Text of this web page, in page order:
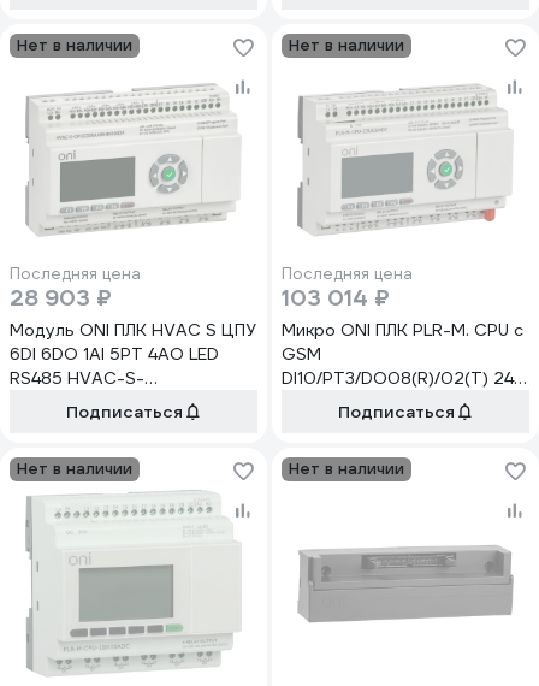
Нет в наличии
Последняя цена
28 903 ₽
Модуль ONI ПЛК HVAC S ЦПУ
6DI 6DO 1AI 5PT 4AO LED
RS485 HVAC-S-
CPU22DRA48NNN00024
Подписаться
Нет в наличии
Последняя цена
103 014 ₽
Микро ONI ПЛК PLR-M. CPU с
GSM
DI10/PT3/DO08(R)/02(T) 24В
DC PLR-M-CPU-23UGSMDC
Подписаться
Нет в наличии Нет в наличии